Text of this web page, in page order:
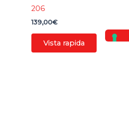
206
139,00€
Vista rapida